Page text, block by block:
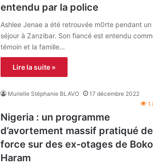
entendu par la police
Ashlee Jenae a été retrouvée m0rte pendant un
séjour à Zanzibar. Son fiancé est entendu
témoin et la famille…
Lire la suite »
Murielle Stéphanie BLAVO
17 décembre 2022
1
Nigeria : un programme
d’avortement massif pratiqué de
force sur des ex-otages de Boko
Haram